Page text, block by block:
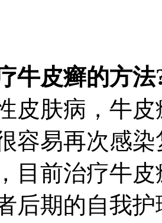
牛皮癣的方法
皮肤病，牛
容易再次感
目前治疗牛
后期的自我